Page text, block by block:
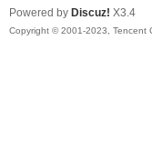
Powered by Discuz! X3.4
Copyright © 2001-2023, Tencent